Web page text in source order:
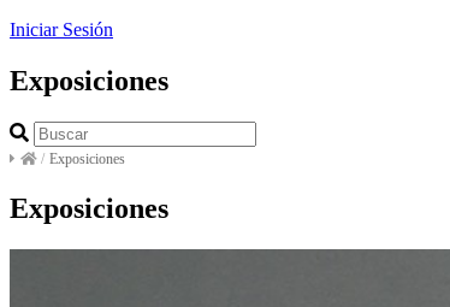
Iniciar Sesión
Exposiciones
/ Exposiciones
Exposiciones